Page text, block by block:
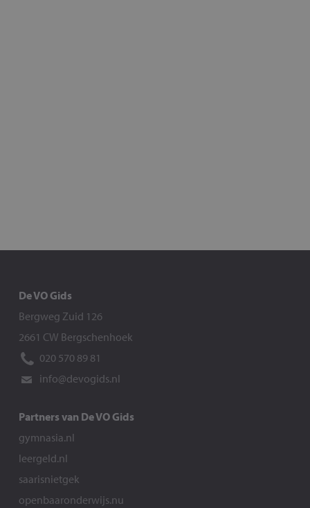
De VO Gids
Bergweg Zuid 126
2661 CW Bergschenhoek
020 570 89 81
info@devogids.nl
Partners van De VO Gids
gymnasia.nl
leergeld.nl
saarisnietgek
openbaaronderwijs.nu